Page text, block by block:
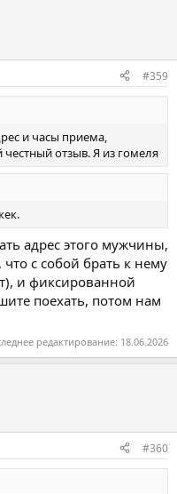
#359
и часы приема,
отзыв. Я из гомеля
адрес этого мужчины,
с собой брать к нему
и фиксированной
поехать, потом нам
редактирование: 18.06.2026
#360